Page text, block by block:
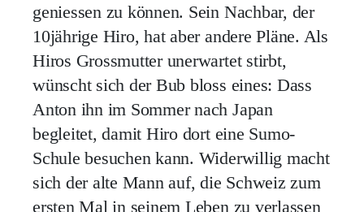
geniessen zu können. Sein Nachbar, der
10jährige Hiro, hat aber andere Pläne. Als
Hiros Grossmutter unerwartet stirbt,
wünscht sich der Bub bloss eines: Dass
Anton ihn im Sommer nach Japan
begleitet, damit Hiro dort eine Sumo-
Schule besuchen kann. Widerwillig macht
sich der alte Mann auf, die Schweiz zum
ersten Mal in seinem Leben zu verlassen